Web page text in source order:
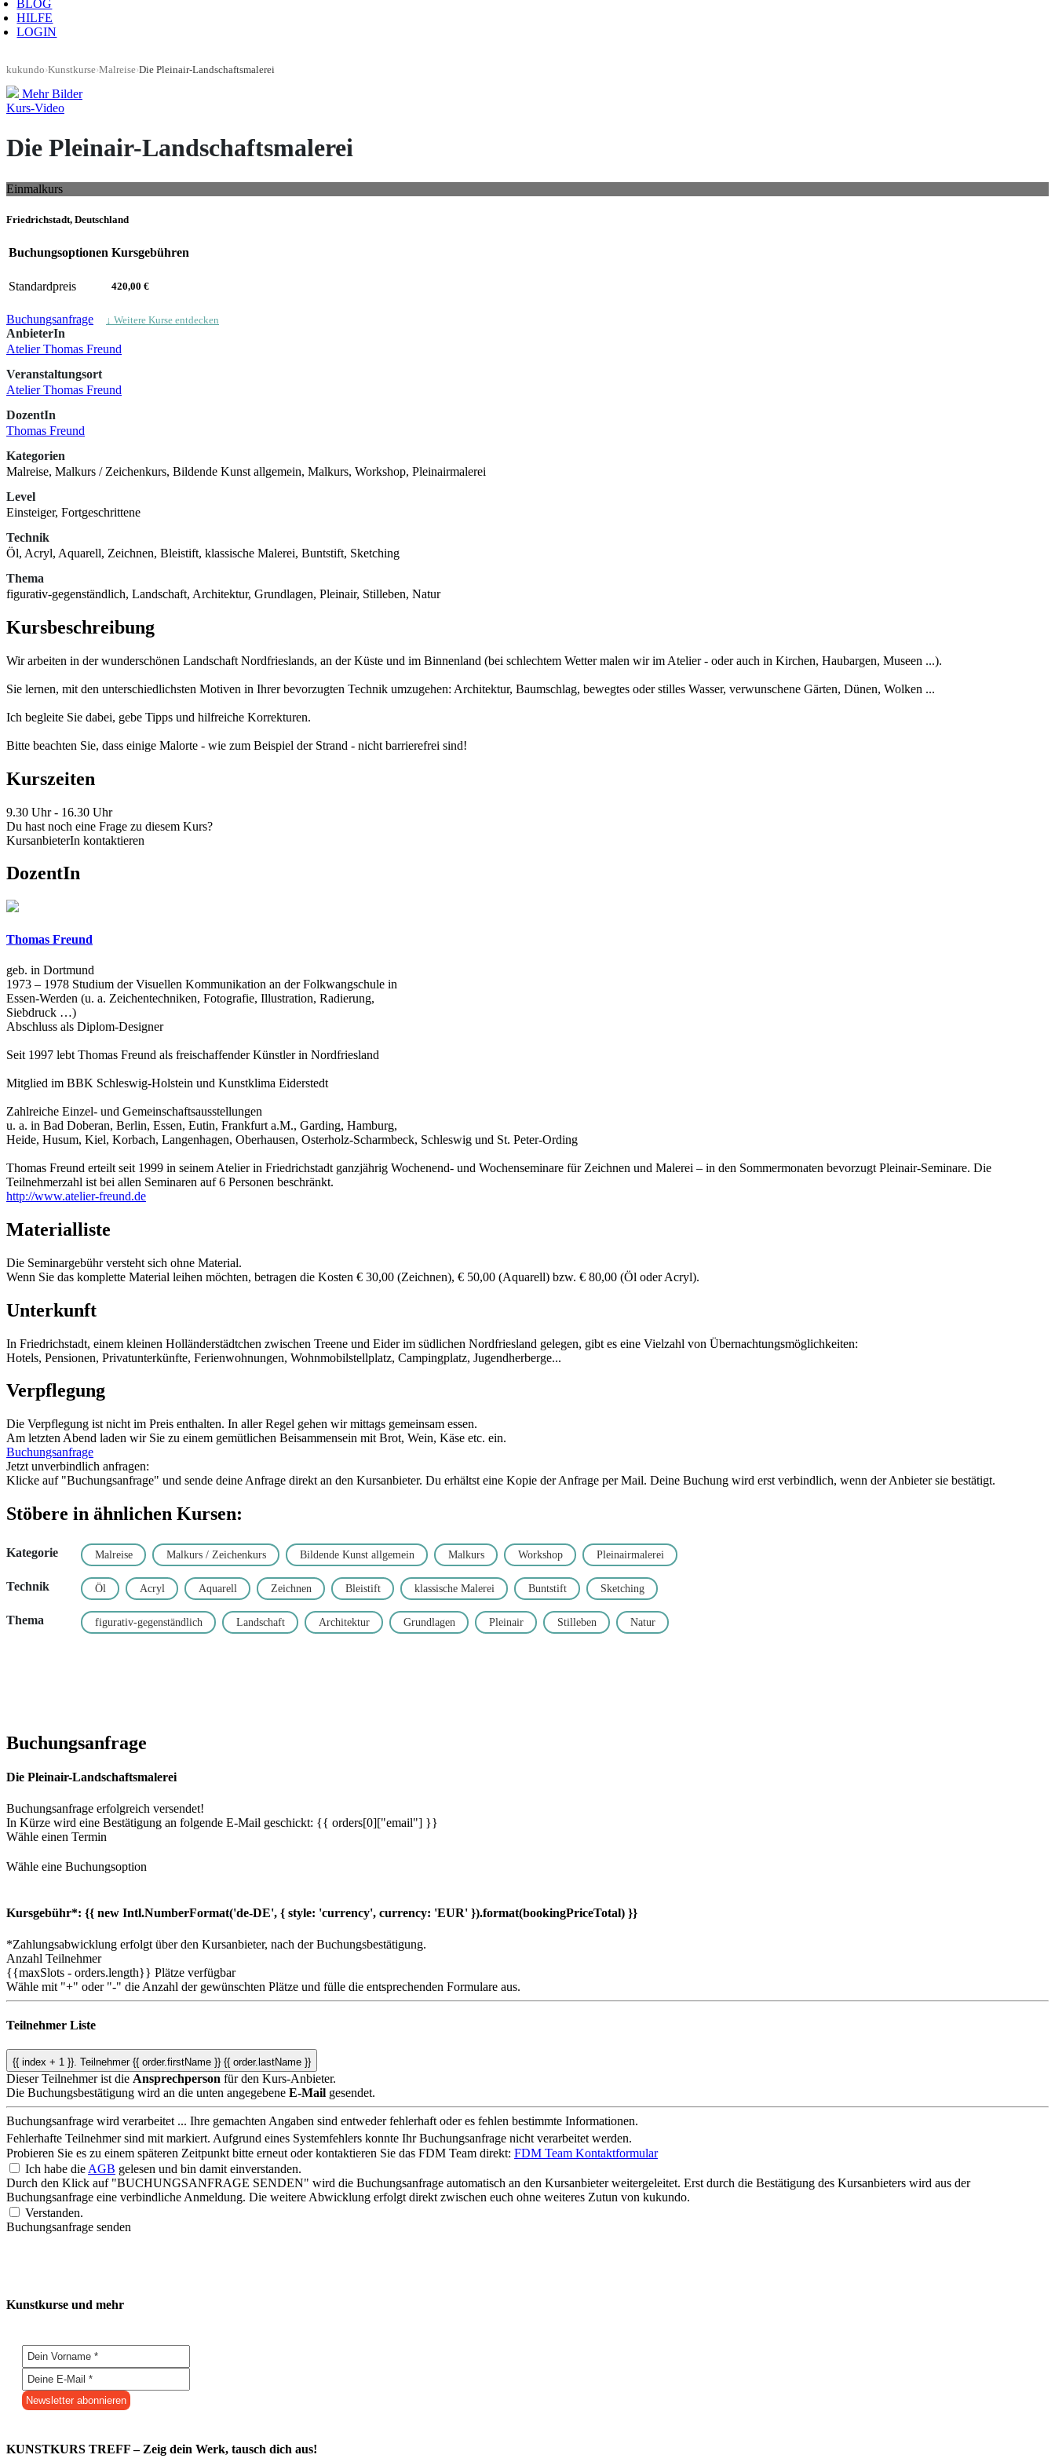
BLOG
HILFE
LOGIN
kukundo›Kunstkurse›Malreise›Die Pleinair-Landschaftsmalerei
Mehr Bilder
Kurs-Video
Die Pleinair-Landschaftsmalerei
Einmalkurs
Friedrichstadt, Deutschland
Buchungsoptionen Kursgebühren
Standardpreis 420,00 €
Buchungsanfrage ↓ Weitere Kurse entdecken
AnbieterIn
Atelier Thomas Freund
Veranstaltungsort
Atelier Thomas Freund
DozentIn
Thomas Freund
Kategorien
Malreise, Malkurs / Zeichenkurs, Bildende Kunst allgemein, Malkurs, Workshop, Pleinairmalerei
Level
Einsteiger, Fortgeschrittene
Technik
Öl, Acryl, Aquarell, Zeichnen, Bleistift, klassische Malerei, Buntstift, Sketching
Thema
figurativ-gegenständlich, Landschaft, Architektur, Grundlagen, Pleinair, Stilleben, Natur
Kursbeschreibung
Wir arbeiten in der wunderschönen Landschaft Nordfrieslands, an der Küste und im Binnenland (bei schlechtem Wetter malen wir im Atelier - oder auch in Kirchen, Haubargen, Museen ...).
Sie lernen, mit den unterschiedlichsten Motiven in Ihrer bevorzugten Technik umzugehen: Architektur, Baumschlag, bewegtes oder stilles Wasser, verwunschene Gärten, Dünen, Wolken ...
Ich begleite Sie dabei, gebe Tipps und hilfreiche Korrekturen.
Bitte beachten Sie, dass einige Malorte - wie zum Beispiel der Strand - nicht barrierefrei sind!
Kurszeiten
9.30 Uhr - 16.30 Uhr
Du hast noch eine Frage zu diesem Kurs?
KursanbieterIn kontaktieren
DozentIn
Thomas Freund
geb. in Dortmund
1973 – 1978 Studium der Visuellen Kommunikation an der Folkwangschule in
Essen-Werden (u. a. Zeichentechniken, Fotografie, Illustration, Radierung,
Siebdruck …)
Abschluss als Diplom-Designer
Seit 1997 lebt Thomas Freund als freischaffender Künstler in Nordfriesland
Mitglied im BBK Schleswig-Holstein und Kunstklima Eiderstedt
Zahlreiche Einzel- und Gemeinschaftsausstellungen
u. a. in Bad Doberan, Berlin, Essen, Eutin, Frankfurt a.M., Garding, Hamburg,
Heide, Husum, Kiel, Korbach, Langenhagen, Oberhausen, Osterholz-Scharmbeck, Schleswig und St. Peter-Ording
Thomas Freund erteilt seit 1999 in seinem Atelier in Friedrichstadt ganzjährig Wochenend- und Wochenseminare für Zeichnen und Malerei – in den Sommermonaten bevorzugt Pleinair-Seminare. Die
Teilnehmerzahl ist bei allen Seminaren auf 6 Personen beschränkt.
http://www.atelier-freund.de
Materialliste
Die Seminargebühr versteht sich ohne Material.
Wenn Sie das komplette Material leihen möchten, betragen die Kosten € 30,00 (Zeichnen), € 50,00 (Aquarell) bzw. € 80,00 (Öl oder Acryl).
Unterkunft
In Friedrichstadt, einem kleinen Holländerstädtchen zwischen Treene und Eider im südlichen Nordfriesland gelegen, gibt es eine Vielzahl von Übernachtungsmöglichkeiten:
Hotels, Pensionen, Privatunterkünfte, Ferienwohnungen, Wohnmobilstellplatz, Campingplatz, Jugendherberge...
Verpflegung
Die Verpflegung ist nicht im Preis enthalten. In aller Regel gehen wir mittags gemeinsam essen.
Am letzten Abend laden wir Sie zu einem gemütlichen Beisammensein mit Brot, Wein, Käse etc. ein.
Buchungsanfrage
Jetzt unverbindlich anfragen:
Klicke auf "Buchungsanfrage" und sende deine Anfrage direkt an den Kursanbieter. Du erhältst eine Kopie der Anfrage per Mail. Deine Buchung wird erst verbindlich, wenn der Anbieter sie bestätigt.
Stöbere in ähnlichen Kursen:
Kategorie Malreise Malkurs / Zeichenkurs Bildende Kunst allgemein Malkurs Workshop Pleinairmalerei
Technik Öl Acryl Aquarell Zeichnen Bleistift klassische Malerei Buntstift Sketching
Thema figurativ-gegenständlich Landschaft Architektur Grundlagen Pleinair Stilleben Natur
Buchungsanfrage
Die Pleinair-Landschaftsmalerei
Buchungsanfrage erfolgreich versendet!
In Kürze wird eine Bestätigung an folgende E-Mail geschickt: {{ orders[0]["email"] }}
Wähle einen Termin
Wähle eine Buchungsoption
Kursgebühr*: {{ new Intl.NumberFormat('de-DE', { style: 'currency', currency: 'EUR' }).format(bookingPriceTotal) }}
*Zahlungsabwicklung erfolgt über den Kursanbieter, nach der Buchungsbestätigung.
Anzahl Teilnehmer
{{maxSlots - orders.length}} Plätze verfügbar
Wähle mit "+" oder "-" die Anzahl der gewünschten Plätze und fülle die entsprechenden Formulare aus.
Teilnehmer Liste
{{ index + 1 }}. Teilnehmer {{ order.firstName }} {{ order.lastName }}
Dieser Teilnehmer ist die Ansprechperson für den Kurs-Anbieter.
Die Buchungsbestätigung wird an die unten angegebene E-Mail gesendet.
Buchungsanfrage wird verarbeitet ... Ihre gemachten Angaben sind entweder fehlerhaft oder es fehlen bestimmte Informationen.
Fehlerhafte Teilnehmer sind mit markiert. Aufgrund eines Systemfehlers konnte Ihr Buchungsanfrage nicht verarbeitet werden.
Probieren Sie es zu einem späteren Zeitpunkt bitte erneut oder kontaktieren Sie das FDM Team direkt: FDM Team Kontaktformular
Ich habe die AGB gelesen und bin damit einverstanden.
Durch den Klick auf "BUCHUNGSANFRAGE SENDEN" wird die Buchungsanfrage automatisch an den Kursanbieter weitergeleitet. Erst durch die Bestätigung des Kursanbieters wird aus der
Buchungsanfrage eine verbindliche Anmeldung. Die weitere Abwicklung erfolgt direkt zwischen euch ohne weiteres Zutun von kukundo.
Verstanden.
Buchungsanfrage senden
Kunstkurse und mehr
KUNSTKURS TREFF – Zeig dein Werk, tausch dich aus!